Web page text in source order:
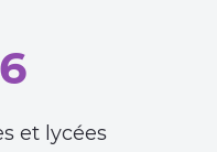
et lycées